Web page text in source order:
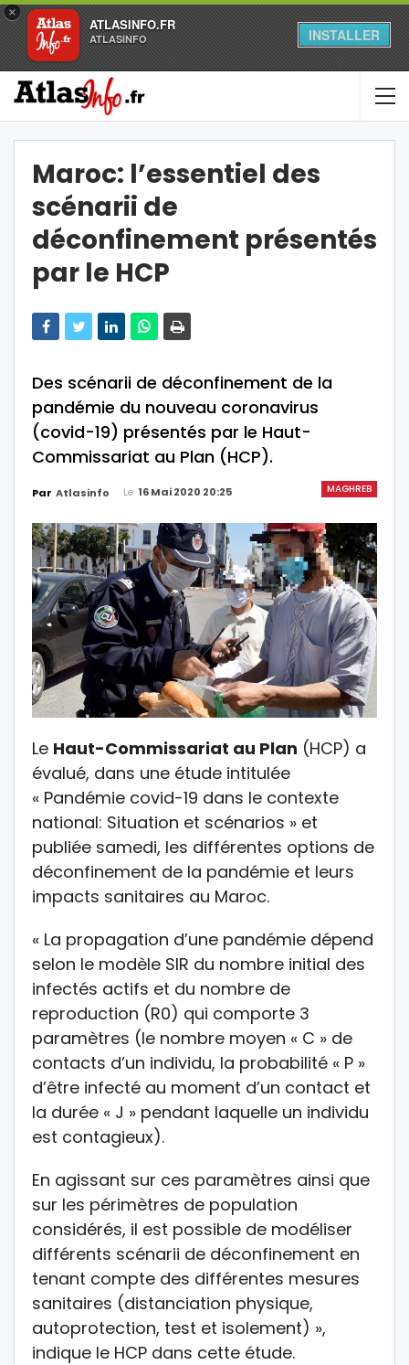
×
ATLASINFO.FR
ATLASINFO INSTALLER
Maroc: l’essentiel des
scénarii de
déconfinement présentés
par le HCP
Des scénarii de déconfinement de la
pandémie du nouveau coronavirus
(covid-19) présentés par le Haut-
Commissariat au Plan (HCP).
MAGHREB
Par Atlasinfo Le 16 Mai 2020 20:25
Le Haut-Commissariat au Plan (HCP) a
évalué, dans une étude intitulée
« Pandémie covid-19 dans le contexte
national: Situation et scénarios » et
publiée samedi, les différentes options de
déconfinement de la pandémie et leurs
impacts sanitaires au Maroc.
« La propagation d’une pandémie dépend
selon le modèle SIR du nombre initial des
infectés actifs et du nombre de
reproduction (R0) qui comporte 3
paramètres (le nombre moyen « C » de
contacts d’un individu, la probabilité « P »
d’être infecté au moment d’un contact et
la durée « J » pendant laquelle un individu
est contagieux).
En agissant sur ces paramètres ainsi que
sur les périmètres de population
considérés, il est possible de modéliser
différents scénarii de déconfinement en
tenant compte des différentes mesures
sanitaires (distanciation physique,
autoprotection, test et isolement) »,
indique le HCP dans cette étude.